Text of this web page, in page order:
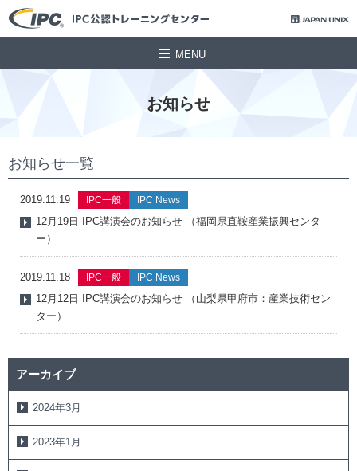
MENU
お知らせ
お知らせ一覧
2019.11.19 IPC一般 IPC News
12月19日 IPC講演会のお知らせ （福岡県直鞍産業振興センタ
ー）
2019.11.18 IPC一般 IPC News
12月12日 IPC講演会のお知らせ （山梨県甲府市：産業技術セン
ター）
アーカイブ
2024年3月
2023年1月